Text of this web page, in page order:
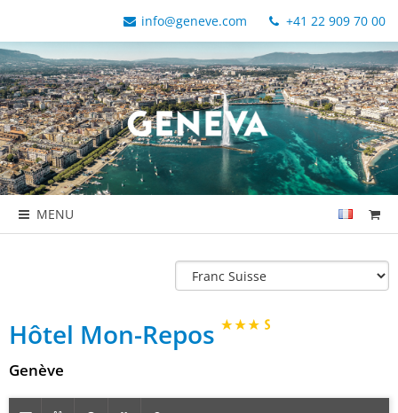
info@geneve.com +41 22 909 70 00
MENU
Hôtel Mon-Repos
Genève